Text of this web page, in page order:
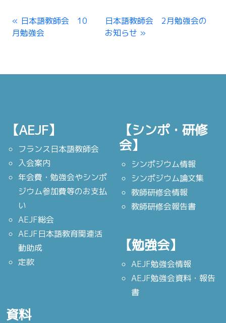
日本語教師会 10
月勉強会
日本語教師会 2月勉強会の
お知らせ
【AEJF】
フランス日本語教師会
入会案内
年会費・勉強会やシンポ
ジウム参加費等のお支払
い
AEJF総会
AEJF日本語教育関連活
動助成
定款
【シンポ・研修
会】
シンポジウム情報
シンポジウム論文集
教師研修会情報
教師研修会報告書
【勉強会】
AEJF勉強会情報
AEJF勉強会資料・報告
書
資料